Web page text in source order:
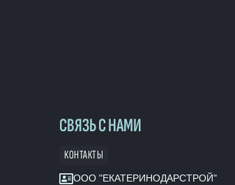
СВЯЗЬ С НАМИ
КОНТАКТЫ
ООО "ЕКАТЕРИНОДАРСТРОЙ"